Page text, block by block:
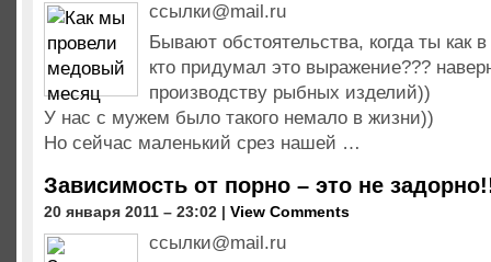
ссылки@mail.ru
Бывают обстоятельства, когда ты как
кто придумал это выражение???
производству рыбных изделий))
У нас с мужем было такого немало в жизни))
Но сейчас маленький срез нашей …
Зависимость от порно – это не
20 января 2011 – 23:02 | View Comments
ссылки@mail.ru